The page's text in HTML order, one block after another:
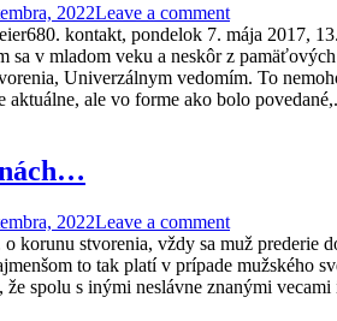
2022Leave a comment
kontakt, pondelok 7. mája 2017,
sa v mladom veku a neskôr z
Univerzálnym vedomím. To
aktuálne, ale vo forme ako bolo
2022Leave a comment
korunu stvorenia, vždy sa muž prederie
to tak platí v prípade mužského
spolu s inými neslávne znanými